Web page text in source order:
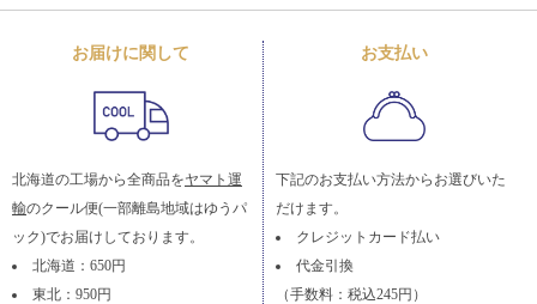
お届けに関して
北海道の工場から全商品をヤマト運
輸のクール便(一部離島地域はゆうパ
ック)でお届けしております。
北海道：650円
東北：950円
お支払い
下記のお支払い方法からお選びいた
だけます。
クレジットカード払い
代金引換
（手数料：税込245円）